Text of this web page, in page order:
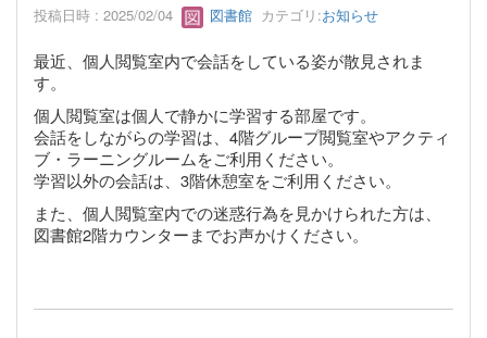
投稿日時 : 2025/02/04 図書館 カテゴリ:お知らせ
最近、個人閲覧室内で会話をしている姿が散見されま
す。
個人閲覧室は個人で静かに学習する部屋です。
会話をしながらの学習は、4階グループ閲覧室やアクティ
ブ・ラーニングルームをご利用ください。
学習以外の会話は、3階休憩室をご利用ください。
また、個人閲覧室内での迷惑行為を見かけられた方は、
図書館2階カウンターまでお声かけください。